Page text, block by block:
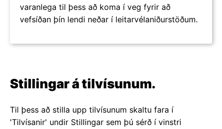
varanlega til þess að koma í veg fyrir að
vefsíðan þín lendi neðar í leitarvélaniðurstöðum.
Stillingar á tilvísunum.
Til þess að stilla upp tilvísunum skaltu fara í
'Tilvísanir' undir Stillingar sem þú sérð í vinstri